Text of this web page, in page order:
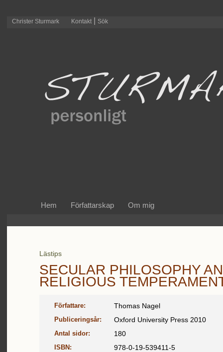
Christer Sturmark Kontakt| Sök
Hem Författarskap Om mig
Lästips
SECULAR PHILOSOPHY
RELIGIOUS
Författare: Thomas Nagel
Publiceringsår: Oxford University Press 2010
Antal sidor: 180
ISBN: 978-0-19-539411-5